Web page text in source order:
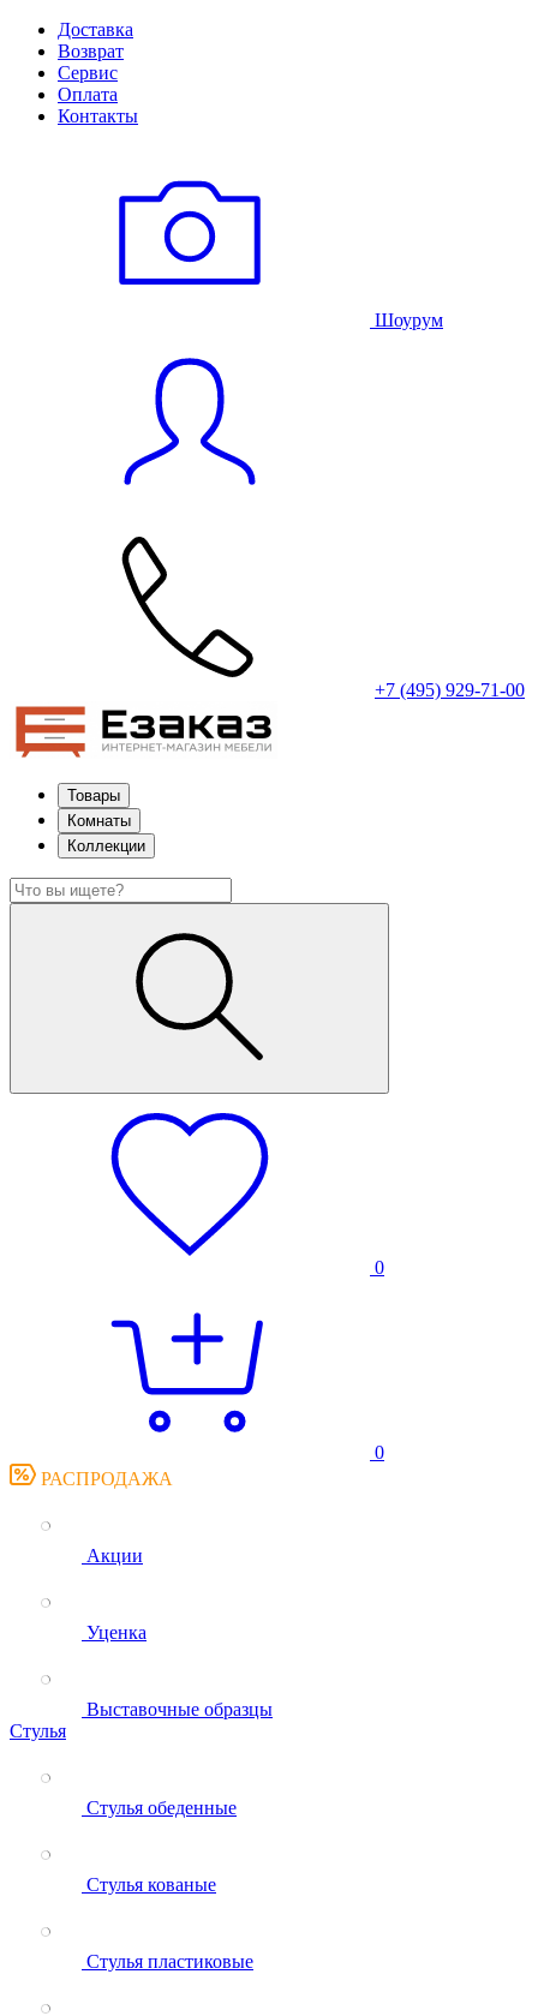
Доставка
Возврат
Сервис
Оплата
Контакты
Шоурум
+7 (495) 929-71-00
Товары
Комнаты
Коллекции
0
0
РАСПРОДАЖА
Акции
Уценка
Выставочные образцы
Стулья
Стулья обеденные
Стулья кованые
Стулья пластиковые